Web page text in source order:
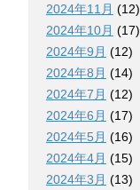
2024年11月 (12)
2024年10月 (17)
2024年9月 (12)
2024年8月 (14)
2024年7月 (12)
2024年6月 (17)
2024年5月 (16)
2024年4月 (15)
2024年3月 (13)